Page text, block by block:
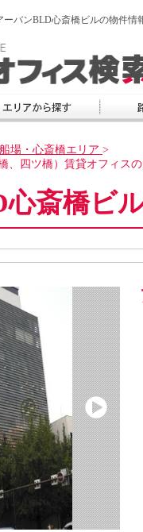
バンBLD心斎橋ビルの物件情
船場・心斎橋エリア >
、四ツ橋）賃貸オフィス
斎橋ビ